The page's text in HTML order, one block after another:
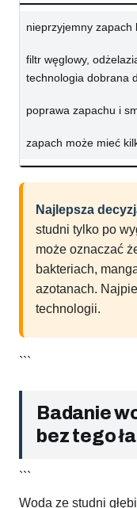
nieprzyjemny zapach
filtr węglowy,
technologia dobrana
poprawa zapachu i
zapach może mieć
Najlepsza
studni tylko po
może oznaczać
bakteriach,
azotanach.
technologii.
```
Badanie
bez tego
```
Woda ze studni